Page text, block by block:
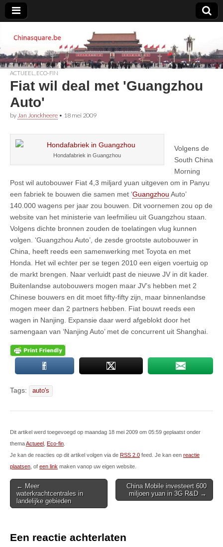
Chinasquare.be
ACTUEEL ECO-FIN
Fiat wil deal met 'Guangzhou
Auto'
by Jan Jonckheere • 18 mei 2009
Hondafabriek in Guangzhou
Volgens de
South China
Morning
Post wil autobouwer Fiat 4,3 miljard yuan uitgeven om in Panyu
een fabriek te bouwen die samen met ‘Guangzhou Auto’
140.000 wagens per jaar zou bouwen. Dit voornemen zou op de
website van het ministerie van leefmilieu uit Guangzhou staan.
Volgens dichte bronnen zouden de toelatingen vlug kunnen
volgen. ‘Guangzhou Auto’, de zesde grootste autobouwer in
China, heeft reeds een samenwerking met Toyota en met
Honda. Het wil echter per se tegen 2010 een eigen voertuig op
de markt brengen. Naar verluidt past de nieuwe JV in dit kader.
Buitenlandse autobouwers mogen maar JV’s hebben met 2
Chinese bouwers en dit moet fifty-fifty zijn, maar binnenlandse
mogen meer dan 2 partners hebben. Fiat bouwt reeds een
wagen in Nanjing. Expansie daar werd afgeblokt door het
samengaan van ‘Nanjing Auto’ met de concurrent uit Shanghai.
Tags: auto's
Dit artikel werd toegevoegd op maandag 18 mei 2009 om 05:59 geplaatst onder
themaActueel Eco-fin
Je kan de reacties op dit artikel volgen via de RSS 2.0 feed. Je kan een reactie
plaatsen , of een link maken vanop uw eigen website.
Post
navigation
← Meer
waterkrachtcentrales in
landelijke gebieden
China Mobile investeert 600
miljoen yuan in 3G R&D →
Een reactie achterlaten